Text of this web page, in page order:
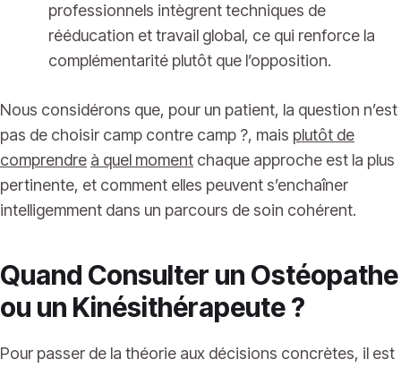
professionnels intègrent techniques de
rééducation et travail global, ce qui renforce la
complémentarité plutôt que l’opposition.
Nous considérons que, pour un patient, la question n’est
pas de choisir camp contre camp ?, mais plutôt de
comprendre à quel moment chaque approche est la plus
pertinente, et comment elles peuvent s’enchaîner
intelligemment dans un parcours de soin cohérent.
Quand Consulter un Ostéopathe
ou un Kinésithérapeute ?
Pour passer de la théorie aux décisions concrètes, il est